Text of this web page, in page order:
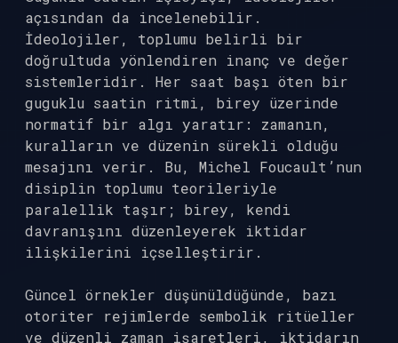
açısından da incelenebilir.
İdeolojiler, toplumu belirli bir
doğrultuda yönlendiren inanç ve değer
sistemleridir. Her saat başı öten bir
guguklu saatin ritmi, birey üzerinde
normatif bir algı yaratır: zamanın,
kuralların ve düzenin sürekli olduğu
mesajını verir. Bu, Michel Foucault’nun
disiplin toplumu teorileriyle
paralellik taşır; birey, kendi
davranışını düzenleyerek iktidar
ilişkilerini içselleştirir.
Güncel örnekler düşünüldüğünde, bazı
otoriter rejimlerde sembolik ritüeller
ve düzenli zaman işaretleri, iktidarın